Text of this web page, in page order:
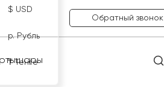
$ USD
р. Рубль
₸ Тенге
Обратный звонок
шары